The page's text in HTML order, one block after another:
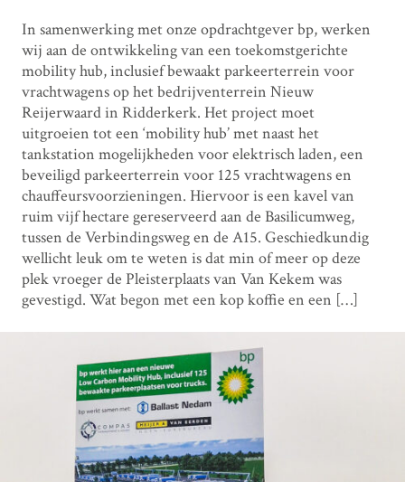
In samenwerking met onze opdrachtgever bp, werken
wij aan de ontwikkeling van een toekomstgerichte
mobility hub, inclusief bewaakt parkeerterrein voor
vrachtwagens op het bedrijventerrein Nieuw
Reijerwaard in Ridderkerk. Het project moet
uitgroeien tot een ‘mobility hub’ met naast het
tankstation mogelijkheden voor elektrisch laden, een
beveiligd parkeerterrein voor 125 vrachtwagens en
chauffeursvoorzieningen. Hiervoor is een kavel van
ruim vijf hectare gereserveerd aan de Basilicumweg,
tussen de Verbindingsweg en de A15. Geschiedkundig
wellicht leuk om te weten is dat min of meer op deze
plek vroeger de Pleisterplaats van Van Kekem was
gevestigd. Wat begon met een kop koffie en een […]